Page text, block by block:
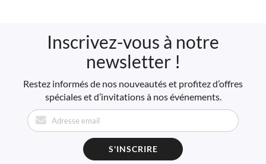
Inscrivez-vous à notre
newsletter !
Restez informés de nos nouveautés et profitez d’offres
spéciales et d’invitations à nos événements.
S'INSCRIRE